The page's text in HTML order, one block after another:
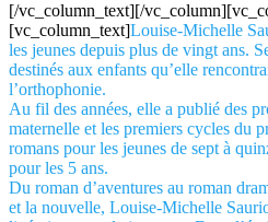
[/vc_column_text][/
[vc_column_text]Louise-Michelle
les jeunes depuis plus de vingt ans.
destinés aux enfants qu’elle
l’orthophonie.
Au fil des années, elle a publié des
maternelle et les premiers cycles du
romans pour les jeunes de sept à
pour les 5 ans.
Du roman d’aventures au roman
et la nouvelle, Louise-Michelle